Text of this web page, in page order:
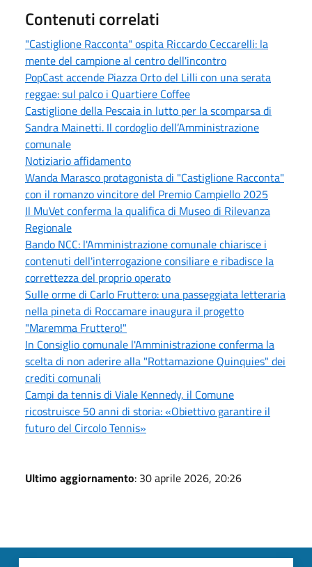
Contenuti correlati
"Castiglione Racconta" ospita Riccardo Ceccarelli: la
mente del campione al centro dell'incontro
PopCast accende Piazza Orto del Lilli con una serata
reggae: sul palco i Quartiere Coffee
Castiglione della Pescaia in lutto per la scomparsa di
Sandra Mainetti. Il cordoglio dell’Amministrazione
comunale
Notiziario affidamento
Wanda Marasco protagonista di "Castiglione Racconta"
con il romanzo vincitore del Premio Campiello 2025
Il MuVet conferma la qualifica di Museo di Rilevanza
Regionale
Bando NCC: l'Amministrazione comunale chiarisce i
contenuti dell'interrogazione consiliare e ribadisce la
correttezza del proprio operato
Sulle orme di Carlo Fruttero: una passeggiata letteraria
nella pineta di Roccamare inaugura il progetto
"Maremma Fruttero!"
In Consiglio comunale l'Amministrazione conferma la
scelta di non aderire alla "Rottamazione Quinquies" dei
crediti comunali
Campi da tennis di Viale Kennedy, il Comune
ricostruisce 50 anni di storia: «Obiettivo garantire il
futuro del Circolo Tennis»
Ultimo aggiornamento: 30 aprile 2026, 20:26